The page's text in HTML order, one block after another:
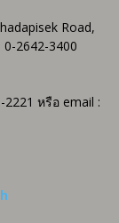
Road,
2642-3400
หรือ email :